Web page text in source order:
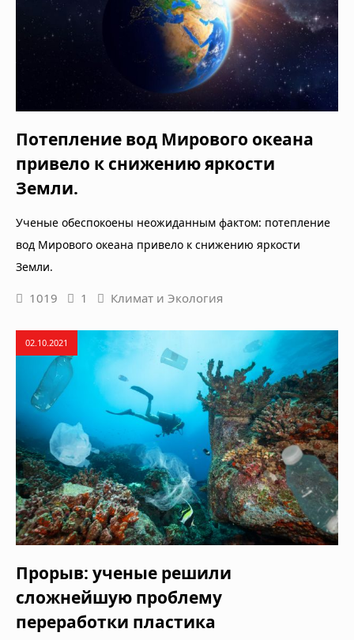
Потепление вод Мирового океана
привело к снижению яркости
Земли.
Ученые обеспокоены неожиданным фактом: потепление
вод Мирового океана привело к снижению яркости
Земли.
1019 1 Климат и Экология
02.10.2021
Прорыв: ученые решили
сложнейшую проблему
переработки пластика